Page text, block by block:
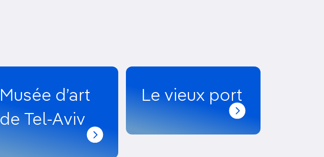
Musée d’art
de Tel-Aviv
Le vieux port